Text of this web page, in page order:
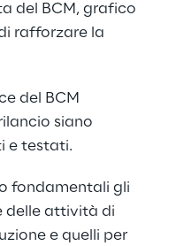
del BCM, grafico
rafforzare la
del BCM
siano
e testati.
fondamentali gli
delle attività di
e quelli per